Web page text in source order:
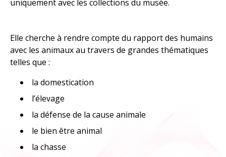
À explorer
uniquement avec les collections du musée.
Elle cherche à rendre compte du rapport des humains
avec les animaux au travers de grandes thématiques
telles que :
la domestication
l’élevage
la défense de la cause animale
le bien être animal
la chasse